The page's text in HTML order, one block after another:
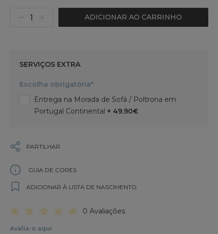
ADICIONAR AO CARRINHO
SERVIÇOS EXTRA
Escolha obrigatória*
Entrega na Morada de Sofá / Poltrona em
Portugal Continental + 49.90€
PARTILHAR
GUIA DE CORES
ADICIONAR À LISTA DE NASCIMENTO
0 Avaliações
Avalia-o aqui